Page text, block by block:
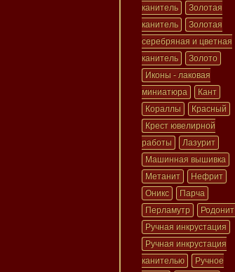
канитель
Золотая
канитель
Золотая
серебряная и цветная
канитель
Золото
Иконы - лаковая
миниатюра
Кант
Кораллы
Красный
Крест ювелирной
работы
Лазурит
Машинная вышивка
Метанит
Нефрит
Оникс
Парча
Перламутр
Родонит
Ручная инкрустация
Ручная инкрустация
канителью
Ручное